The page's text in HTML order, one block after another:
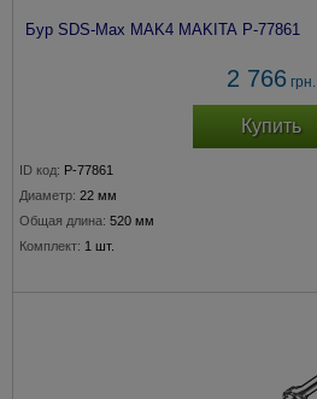
Бур SDS-Max MAK4 MAKITA P-77861
2 766 грн.
Купить
ID код: P-77861
Диаметр: 22 мм
Общая длина: 520 мм
Комплект: 1 шт.